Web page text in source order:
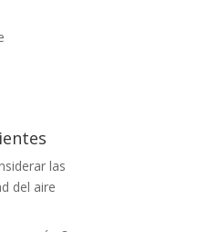
las
del aire